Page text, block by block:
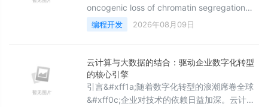
oncogenic loss of chromatin segregation
#MOESM10 作图数据都有，论文中的图也很
好看，抽时间复现 今天的推文复现一下论文中
热图
编程开发 2026年08月09日
云计算与大数据的结合：驱动企业数字化转型
的核心引擎
引言&#xff1a;随着数字化转型的浪潮席卷全球
&#xff0c;企业对技术的依赖日益加深。云计算